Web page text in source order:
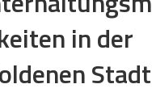
in der